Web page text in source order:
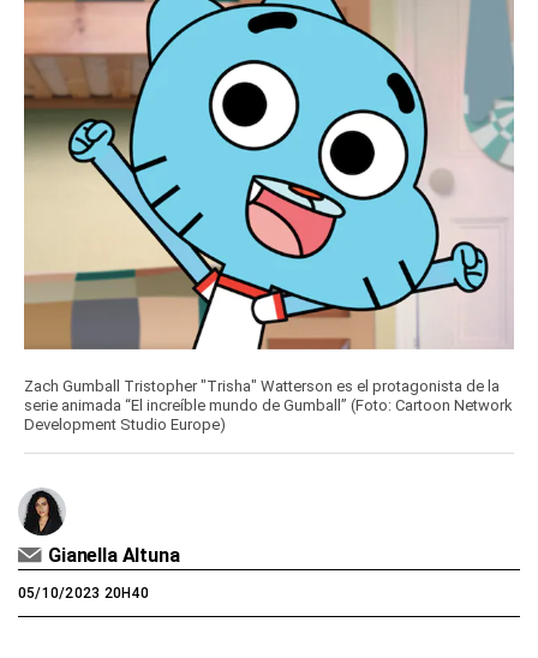
Zach Gumball Tristopher "Trisha" Watterson es el protagonista de la
serie animada “El increíble mundo de Gumball” (Foto: Cartoon Network
Development Studio Europe)
Gianella Altuna
05/10/2023 20H40